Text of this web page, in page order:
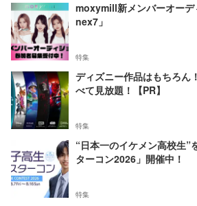
moxymill新メンバーオー
nex7」
特集
ディズニー作品はもちろん
べて見放題！【PR】
特集
“日本一のイケメン高校生”
ターコン2026」開催中！
特集